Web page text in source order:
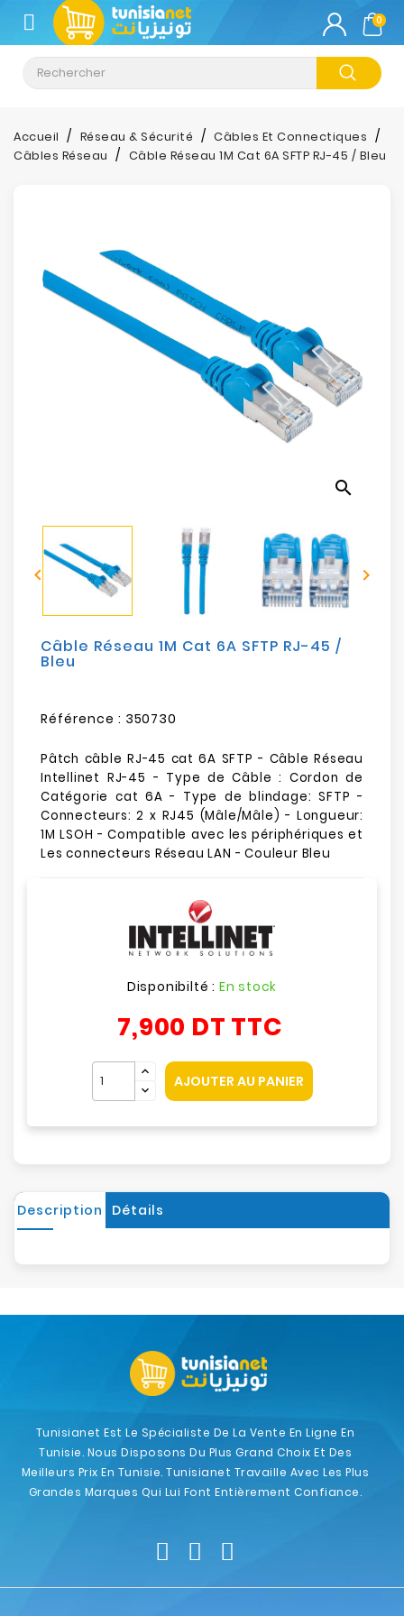
CATÉGORIE
Climatisation
Informatique
Stockage
Sécurité
Loisirs
0
Accueil Réseau & Sécurité
Câbles Et Connectiques
Câbles Réseau
Câble Réseau 1M Cat 6A SFTP RJ-45 / Bleu
search
 
Câble Réseau 1M Cat 6A SFTP RJ-45 /
Bleu
Référence : 350730
Pâtch câble RJ-45 cat 6A SFTP - Câble Réseau
Intellinet RJ-45 - Type de Câble : Cordon de
Catégorie cat 6A - Type de blindage: SFTP -
Connecteurs: 2 x RJ45 (Mâle/Mâle) - Longueur:
1M LSOH - Compatible avec les périphériques et
Les connecteurs Réseau LAN - Couleur Bleu
Disponibilté : En stock
7,900 DT TTC
AJOUTER AU PANIER
Description Détails
Tunisianet Est Le Spécialiste De La Vente En Ligne En
Tunisie. Nous Disposons Du Plus Grand Choix Et Des
Meilleurs Prix En Tunisie. Tunisianet Travaille Avec Les Plus
Grandes Marques Qui Lui Font Entièrement Confiance.